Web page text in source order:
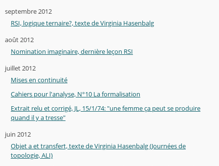
septembre 2012
RSI, logique ternaire?, texte de Virginia Hasenbalg
août 2012
Nomination imaginaire, dernière leçon RSI
juillet 2012
Mises en continuité
Cahiers pour l'analyse, N°10 La formalisation
Extrait relu et corrigé, JL, 15/1/74: "une femme ça peut se produire
quand il y a tresse"
juin 2012
Objet a et transfert, texte de Virginia Hasenbalg (Journées de
topologie, ALI)